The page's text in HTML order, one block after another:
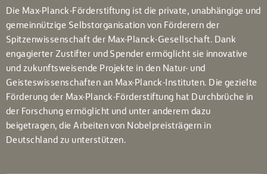
Die Max-Planck-Förderstiftung ist die private, unabhängige und
gemeinnützige Selbstorganisation von Förderern der
Spitzenwissenschaft der Max-Planck-Gesellschaft. Dank
engagierter Zustifter und Spender ermöglicht sie innovative
und zukunftsweisende Projekte in den Natur- und
Geisteswissenschaften an Max-Planck-Instituten. Die gezielte
Förderung der Max-Planck-Förderstiftung hat Durchbrüche in
der Forschung ermöglicht und unter anderem dazu
beigetragen, die Arbeiten von Nobelpreisträgern in
Deutschland zu unterstützen.